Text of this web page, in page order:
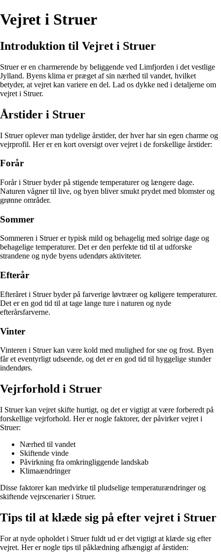
Vejret i Struer
Introduktion til Vejret i Struer
Struer er en charmerende by beliggende ved Limfjorden i det vestlige
Jylland. Byens klima er præget af sin nærhed til vandet, hvilket
betyder, at vejret kan variere en del. Lad os dykke ned i detaljerne om
vejret i Struer.
Årstider i Struer
I Struer oplever man tydelige årstider, der hver har sin egen charme og
vejrprofil. Her er en kort oversigt over vejret i de forskellige årstider:
Forår
Forår i Struer byder på stigende temperaturer og længere dage.
Naturen vågner til live, og byen bliver smukt prydet med blomster og
grønne områder.
Sommer
Sommeren i Struer er typisk mild og behagelig med solrige dage og
behagelige temperaturer. Det er den perfekte tid til at udforske
strandene og nyde byens udendørs aktiviteter.
Efterår
Efteråret i Struer byder på farverige løvtræer og køligere temperaturer.
Det er en god tid til at tage lange ture i naturen og nyde
efterårsfarverne.
Vinter
Vinteren i Struer kan være kold med mulighed for sne og frost. Byen
får et eventyrligt udseende, og det er en god tid til hyggelige stunder
indendørs.
Vejrforhold i Struer
I Struer kan vejret skifte hurtigt, og det er vigtigt at være forberedt på
forskellige vejrforhold. Her er nogle faktorer, der påvirker vejret i
Struer:
Nærhed til vandet
Skiftende vinde
Påvirkning fra omkringliggende landskab
Klimaændringer
Disse faktorer kan medvirke til pludselige temperaturændringer og
skiftende vejrscenarier i Struer.
Tips til at klæde sig på efter vejret i Struer
For at nyde opholdet i Struer fuldt ud er det vigtigt at klæde sig efter
vejret. Her er nogle tips til påklædning afhængigt af årstiden: